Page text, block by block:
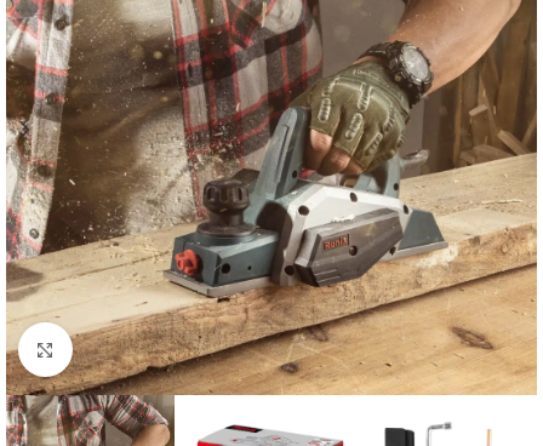
Click to enlarge